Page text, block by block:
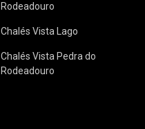
Rodeadouro
Chalés Vista Lago
Chalés Vista Pedra do
Rodeadouro